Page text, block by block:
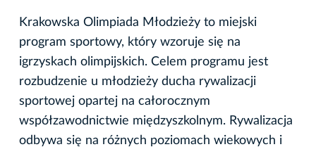
Krakowska Olimpiada Młodzieży to miejski
program sportowy, który wzoruje się na
igrzyskach olimpijskich. Celem programu jest
rozbudzenie u młodzieży ducha rywalizacji
sportowej opartej na całorocznym
współzawodnictwie międzyszkolnym. Rywalizacja
odbywa się na różnych poziomach wiekowych i